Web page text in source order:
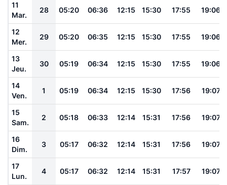
11
Mar.
28 05:20 06:36 12:15 15:30 17:55 19:06
12
Mer.
29 05:20 06:35 12:15 15:30 17:55 19:06
13
Jeu.
30 05:19 06:34 12:15 15:30 17:55 19:06
14
Ven.
1 05:19 06:34 12:15 15:30 17:56 19:07
15
Sam.
2 05:18 06:33 12:14 15:31 17:56 19:07
16
Dim.
3 05:17 06:32 12:14 15:31 17:56 19:07
17
Lun.
4 05:17 06:32 12:14 15:31 17:57 19:07